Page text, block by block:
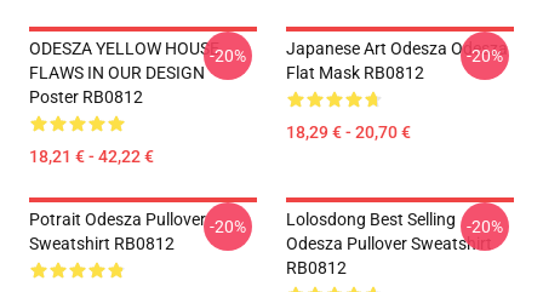
ODESZA YELLOW HOUSE
FLAWS IN OUR DESIGN
Poster RB0812
18,21 € - 42,22 €
-20%
Japanese Art Odesza Odesza
Flat Mask RB0812
18,29 € - 20,70 €
-20%
Potrait Odesza Pullover
Sweatshirt RB0812
-20%
Lolosdong Best Selling
Odesza Pullover Sweatshirt
RB0812
-20%